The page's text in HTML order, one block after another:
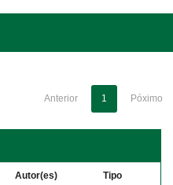
Anterior 1 Póximo
Autor(es) Tipo